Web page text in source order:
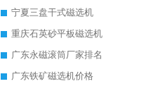
宁夏三盘干式磁选机
重庆石英砂平板磁选机
广东永磁滚筒厂家排名
广东铁矿磁选机价格